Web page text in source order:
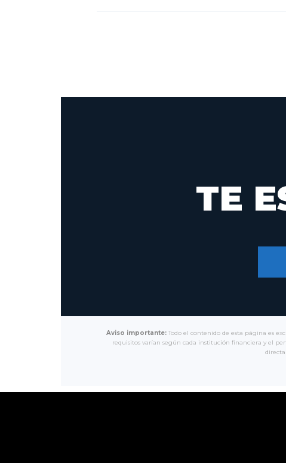
TE
Aviso importante: Todo el contenido de esta página es
requisitos varían según cada institución financiera y el